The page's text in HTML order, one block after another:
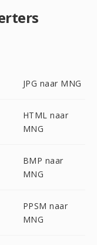
JPG naar MNG
HTML naar
MNG
BMP naar
MNG
PPSM naar
MNG